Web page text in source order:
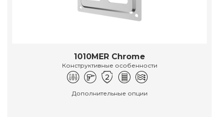
1010MER Chrome
Конструктивные особенности
Дополнительные опции